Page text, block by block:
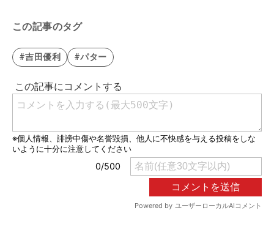
この記事のタグ
#吉田優利 #パター